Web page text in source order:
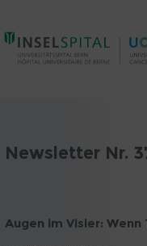
Newsletter Nr.
Augen im Visier: